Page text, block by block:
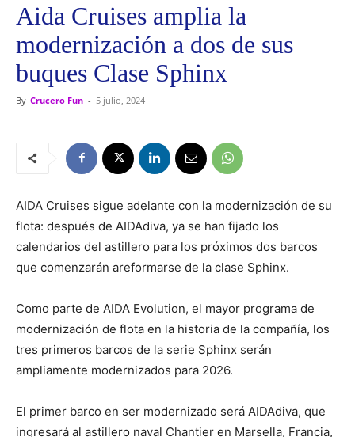
Aida Cruises amplia la
modernización a dos de sus
buques Clase Sphinx
By Crucero Fun - 5 julio, 2024
AIDA Cruises sigue adelante con la modernización de su
flota: después de AIDAdiva, ya se han fijado los
calendarios del astillero para los próximos dos barcos
que comenzarán areformarse de la clase Sphinx.
Como parte de AIDA Evolution, el mayor programa de
modernización de flota en la historia de la compañía, los
tres primeros barcos de la serie Sphinx serán
ampliamente modernizados para 2026.
El primer barco en ser modernizado será AIDAdiva, que
ingresará al astillero naval Chantier en Marsella, Francia,